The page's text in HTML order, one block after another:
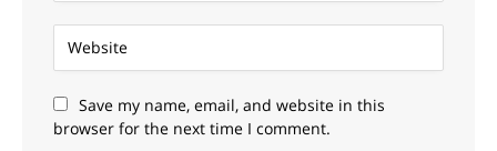
Save my name, email, and website in this
browser for the next time I comment.